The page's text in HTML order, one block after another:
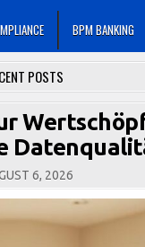
BPM BANKING
POSTS
6, 2026